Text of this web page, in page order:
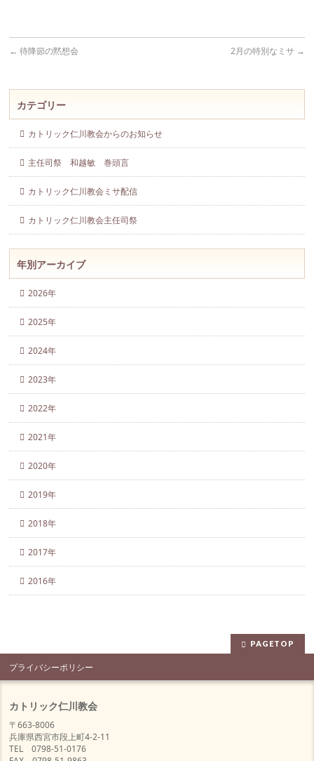
← 待降節の黙想会 2月の特別なミサ →
カテゴリー
カトリック仁川教会からのお知らせ
主任司祭 和越敏 巻頭言
カトリック仁川教会ミサ配信
カトリック仁川教会主任司祭
年別アーカイブ
2026年
2025年
2024年
2023年
2022年
2021年
2020年
2019年
2018年
2017年
2016年
PAGETOP
プライバシーポリシー
カトリック仁川教会
〒663-8006
兵庫県西宮市段上町4-2-11
TEL 0798-51-0176